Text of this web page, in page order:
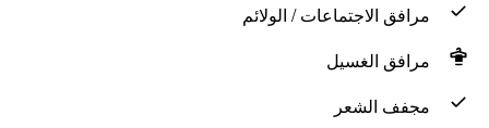
مرافق الاجتماعات / الولائم
مرافق الغسيل
مجفف الشعر